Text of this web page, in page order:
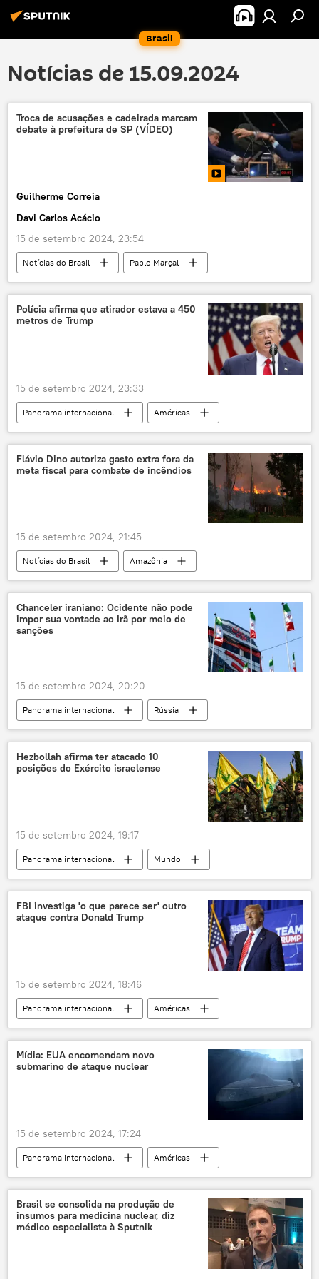
Brasil
Notícias de 15.09.2024
Troca de acusações e cadeirada marcam
debate à prefeitura de SP (VÍDEO)
Guilherme Correia
Davi Carlos Acácio
15 de setembro 2024, 23:54
Notícias do Brasil
Pablo Marçal
Guilherme Boulos
José Luiz Datena
São Paulo
Colégio Estadual Almirante Custódio José de Mello (SP)
Polícia afirma que atirador estava a 450
metros de Trump
15 de setembro 2024, 23:33
Panorama internacional
Américas
Mundo
Donald Trump
Joe Biden
Serviço Secreto dos EUA
AK-47
GoPro
Estados Unidos
Flávio Dino autoriza gasto extra fora da
meta fiscal para combate de incêndios
15 de setembro 2024, 21:45
Notícias do Brasil
Amazônia
Pantanal
Rio de Janeiro
Supremo Tribunal Federal (STF)
Medida Provisória
STF
Judiciário
Chanceler iraniano: Ocidente não pode
impor sua vontade ao Irã por meio de
sanções
15 de setembro 2024, 20:20
Panorama internacional
Rússia
Abbas Araghchi
Vladimir Zelensky
Irã
Teerã Ucrânia
Mundo
Fars
Oriente Médio e África
Hezbollah afirma ter atacado 10
posições do Exército israelense
15 de setembro 2024, 19:17
Panorama internacional
Mundo
Hassan Nasrallah
Israel
Tel Aviv
Hezbollah
Forças de Defesa de Israel (FDI)
Líbano
Janna Jihad
FBI investiga 'o que parece ser' outro
ataque contra Donald Trump
15 de setembro 2024, 18:46
Panorama internacional
Américas
Mundo
Donald Trump
Joe Biden
West Palm Beach
Flórida
Estados Unidos
FBI
Mídia: EUA encomendam novo
submarino de ataque nuclear
15 de setembro 2024, 17:24
Panorama internacional
Américas
Estados Unidos
Virginia
Nova Jersey
Marinha dos EUA
Fox News
Brasil se consolida na produção de
insumos para medicina nuclear, diz
médico especialista à Sputnik